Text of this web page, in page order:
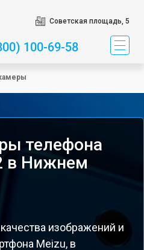
Советская площадь, 5
100-69-58
телефона
в Нижнем
изображений и
Meizu, в